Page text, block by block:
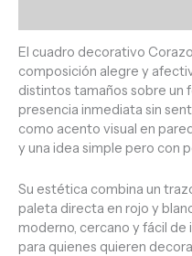
El cuadro decorativo
composición alegre y
distintos tamaños sobre un
presencia inmediata sin
como acento visual en
y una idea simple pero con
Su estética combina un
paleta directa en rojo y
moderno, cercano y fácil de
para quienes quieren